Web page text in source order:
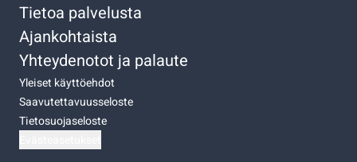
Tietoa palvelusta
Ajankohtaista
Yhteydenotot ja palaute
Yleiset käyttöehdot
Saavutettavuusseloste
Tietosuojaseloste